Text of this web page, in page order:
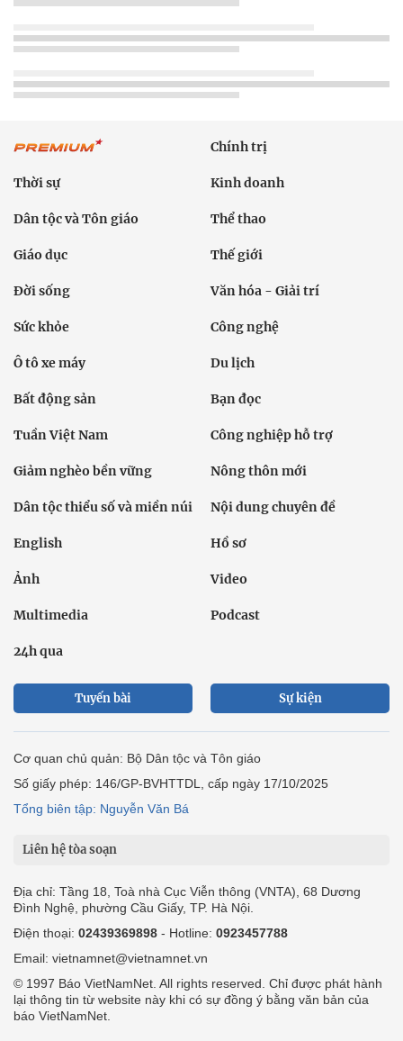
Chính trị
Thời sự Kinh doanh
Dân tộc và Tôn giáo Thể thao
Giáo dục Thế giới
Đời sống Văn hóa - Giải trí
Sức khỏe Công nghệ
Ô tô xe máy Du lịch
Bất động sản Bạn đọc
Tuần Việt Nam Công nghiệp hỗ trợ
Giảm nghèo bền vững Nông thôn mới
Dân tộc thiểu số và miền núi Nội dung chuyên đề
English Hồ sơ
Ảnh Video
Multimedia Podcast
24h qua
Tuyến bài Sự kiện
Cơ quan chủ quản: Bộ Dân tộc và Tôn giáo
Số giấy phép: 146/GP-BVHTTDL, cấp ngày 17/10/2025
Tổng biên tập: Nguyễn Văn Bá
Liên hệ tòa soạn
Địa chỉ: Tầng 18, Toà nhà Cục Viễn thông (VNTA), 68 Dương
Đình Nghệ, phường Cầu Giấy, TP. Hà Nội.
Điện thoại: 02439369898 - Hotline: 0923457788
Email: vietnamnet@vietnamnet.vn
© 1997 Báo VietNamNet. All rights reserved. Chỉ được phát hành
lại thông tin từ website này khi có sự đồng ý bằng văn bản của
báo VietNamNet.